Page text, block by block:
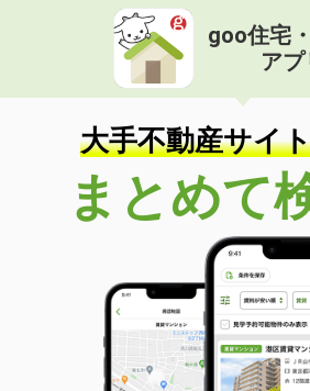
goo住宅
アプ
大手不動産サイ
まとめて